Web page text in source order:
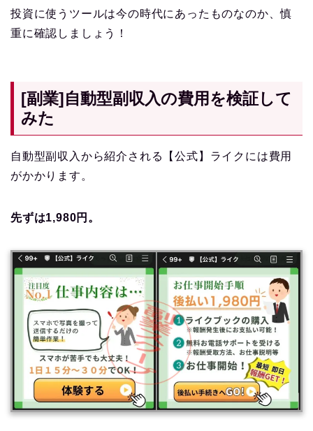
投資に使うツールは今の時代にあったものなのか、慎
重に確認しましょう！
[副業]自動型副収入の費用を検証して
みた
自動型副収入から紹介される【公式】ライクには費用
がかかります。
先ずは1,980円。